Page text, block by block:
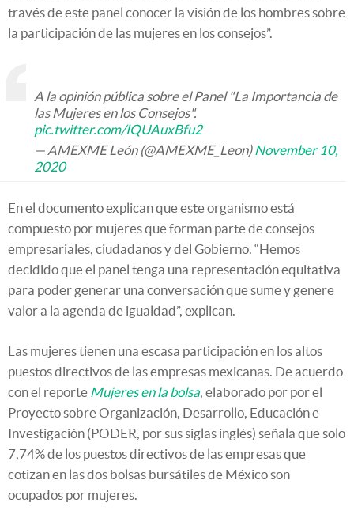
través de este panel conocer la visión de los hombres sobre
la participación de las mujeres en los consejos”.
A la opinión pública sobre el Panel "La Importancia de
las Mujeres en los Consejos".
pic.twitter.com/IQUAuxBfu2
— AMEXME León (@AMEXME_Leon)November 10,
2020
En el documento explican que este organismo está
compuesto por mujeres que forman parte de consejos
empresariales, ciudadanos y del Gobierno. “Hemos
decidido que el panel tenga una representación equitativa
para poder generar una conversación que sume y genere
valor a la agenda de igualdad”, explican.
Las mujeres tienen una escasa participación en los altos
puestos directivos de las empresas mexicanas. De acuerdo
con el reporte Mujeres en la bolsa, elaborado por por el
Proyecto sobre Organización, Desarrollo, Educación e
Investigación (PODER, por sus siglas inglés) señala que solo
7,74% de los puestos directivos de las empresas que
cotizan en las dos bolsas bursátiles de México son
ocupados por mujeres.